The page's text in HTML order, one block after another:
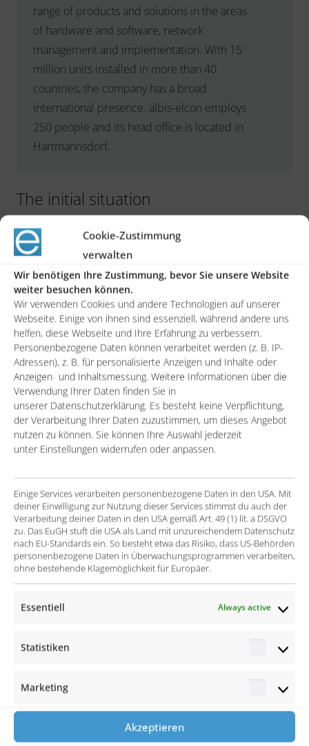
Cookie-Zustimmung
verwalten
Wir benötigen Ihre Zustimmung, bevor Sie unsere Website
weiter besuchen können.
Wir verwenden Cookies und andere Technologien auf unserer
Webseite. Einige von ihnen sind essenziell, während andere uns
helfen, diese Webseite und Ihre Erfahrung zu verbessern.
Personenbezogene Daten können verarbeitet werden (z. B. IP-
Adressen), z. B. für personalisierte Anzeigen und Inhalte oder
Anzeigen- und Inhaltsmessung. Weitere Informationen über die
Verwendung Ihrer Daten finden Sie in
unserer Datenschutzerklärung. Es besteht keine Verpflichtung,
der Verarbeitung Ihrer Daten zuzustimmen, um dieses Angebot
nutzen zu können. Sie können Ihre Auswahl jederzeit
unter Einstellungen widerrufen oder anpassen.
Einige Services verarbeiten personenbezogene Daten in den USA. Mit
deiner Einwilligung zur Nutzung dieser Services stimmst du auch der
Verarbeitung deiner Daten in den USA gemäß Art. 49 (1) lit. a DSGVO
zu. Das EuGH stuft die USA als Land mit unzureichendem Datenschutz
nach EU-Standards ein. So besteht etwa das Risiko, dass US-Behörden
personenbezogene Daten in Überwachungsprogrammen verarbeiten,
ohne bestehende Klagemöglichkeit für Europäer.
Essentiell Always active
Statistiken
Marketing
Akzeptieren
range of products and solutions in the areas
of hardware and software, network
management and implementation. With 15
million units installed in more than 40
countries, the company has a broad
international presence. albis-elcon employs
250 people and its head office is located in
Hartmannsdorf.
The initial situation
Sales, sales forecasts and production plans were
previously created manually using tables and ad
The albis-elcon sales pipeline is characterized by
the following factors: rapidly changing forecasts,
long lead times, high order volumes and long
product life cycles. Short delivery times are a key
success factor
The solution
entero has created a special data model based on
and ERP data
Efficient management of the forecasts was realized
via specifically adapted Lightning components –
also via mobile devices
In addition, an interface based on the entero
feeds the sales forecasts directly into the ERP
forecasts directly in Salesforce – whether from
their desktop computer or mobile device